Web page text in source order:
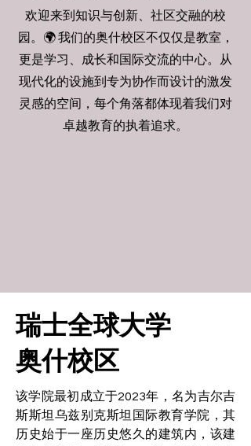
欢迎来到知识与创新、社区交融的校
园。🌍 我们的奥什校区不仅仅是教室，
更是学习、成长和国际交流的中心。从
现代化的设施到专为协作而设计的激发
灵感的空间，每个角落都体现着我们对
卓越教育的执着追求。
瑞士全球大学
奥什校区
该学院最初成立于2023年，名为吉尔吉
斯斯坦乌兹别克斯坦国际教育学院，其
历史始于一座历史悠久的建筑内，该建